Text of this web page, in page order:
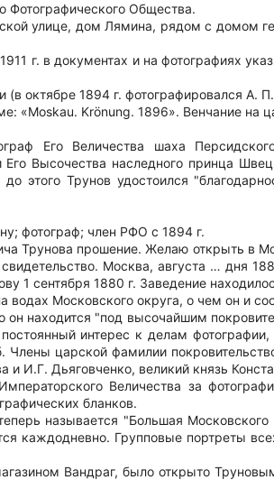
Фотографического Общества.
улице, дом Лямина, рядом с домом
г. в документах и на фотографиях
октябре 1894 г. фотографировался А.
«Moskau. Krönung. 1896». Венчание на
Его Величества шаха
Его Высочества наследного принца
этого Трунов удостоился
фотограф; член РФО с 1894 г.
Трунова прошение. Желаю открыть в
Москва, августа … дня
1 сентября 1880 г. Заведение
Московского округа, о чем он и
он находится "под высочайшим
интерес к делам
Члены царской фамилии
И.Г. Дьяговченко, великий князь
Величества за
бланков.
называется "Большая
каждодневно. Групповые портреты
Вандраг, было открыто